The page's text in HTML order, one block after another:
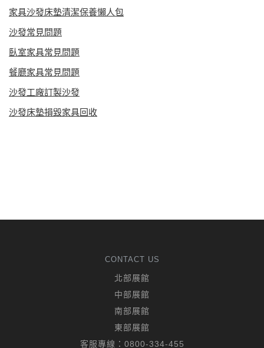
家具沙發床墊清潔保養懶人包
沙發常見問題
臥室家具常見問題
餐廳家具常見問題
沙發工廠訂製沙發
沙發床墊損毀家具回收
CONTACT US
北部展館
中部展館
南部展館
東部展館
客服專線： 0800-334-455